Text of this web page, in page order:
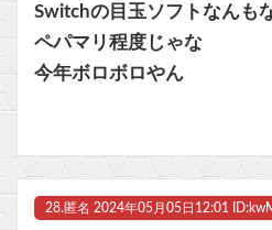
Switchの目玉ソフトなんも
ペパマリ程度じゃな
今年ボロボロやん
28. 匿名 2024年05月05日12:01